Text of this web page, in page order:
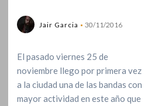
Jair Garcia 30/11/2016
El pasado viernes 25 de
noviembre llego por primera vez
a la ciudad una de las bandas con
mayor actividad en este año que